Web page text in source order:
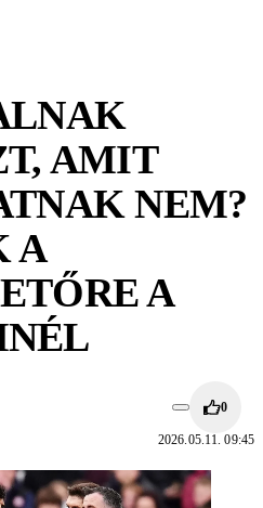
AMIT
NEM?
A
A
0
2026.05.11. 09:45